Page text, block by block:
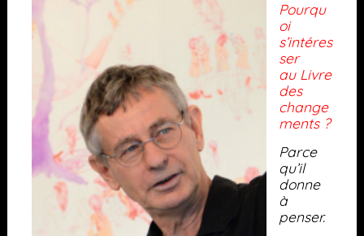
Pourqu
oi
s’intéres
ser
au Livre
des
change
ments ?
Parce
qu’il
donne
à
penser.